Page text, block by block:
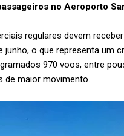
no Aeroporto
regulares devem
o que representa um
970 voos, entre
de maior movimento.